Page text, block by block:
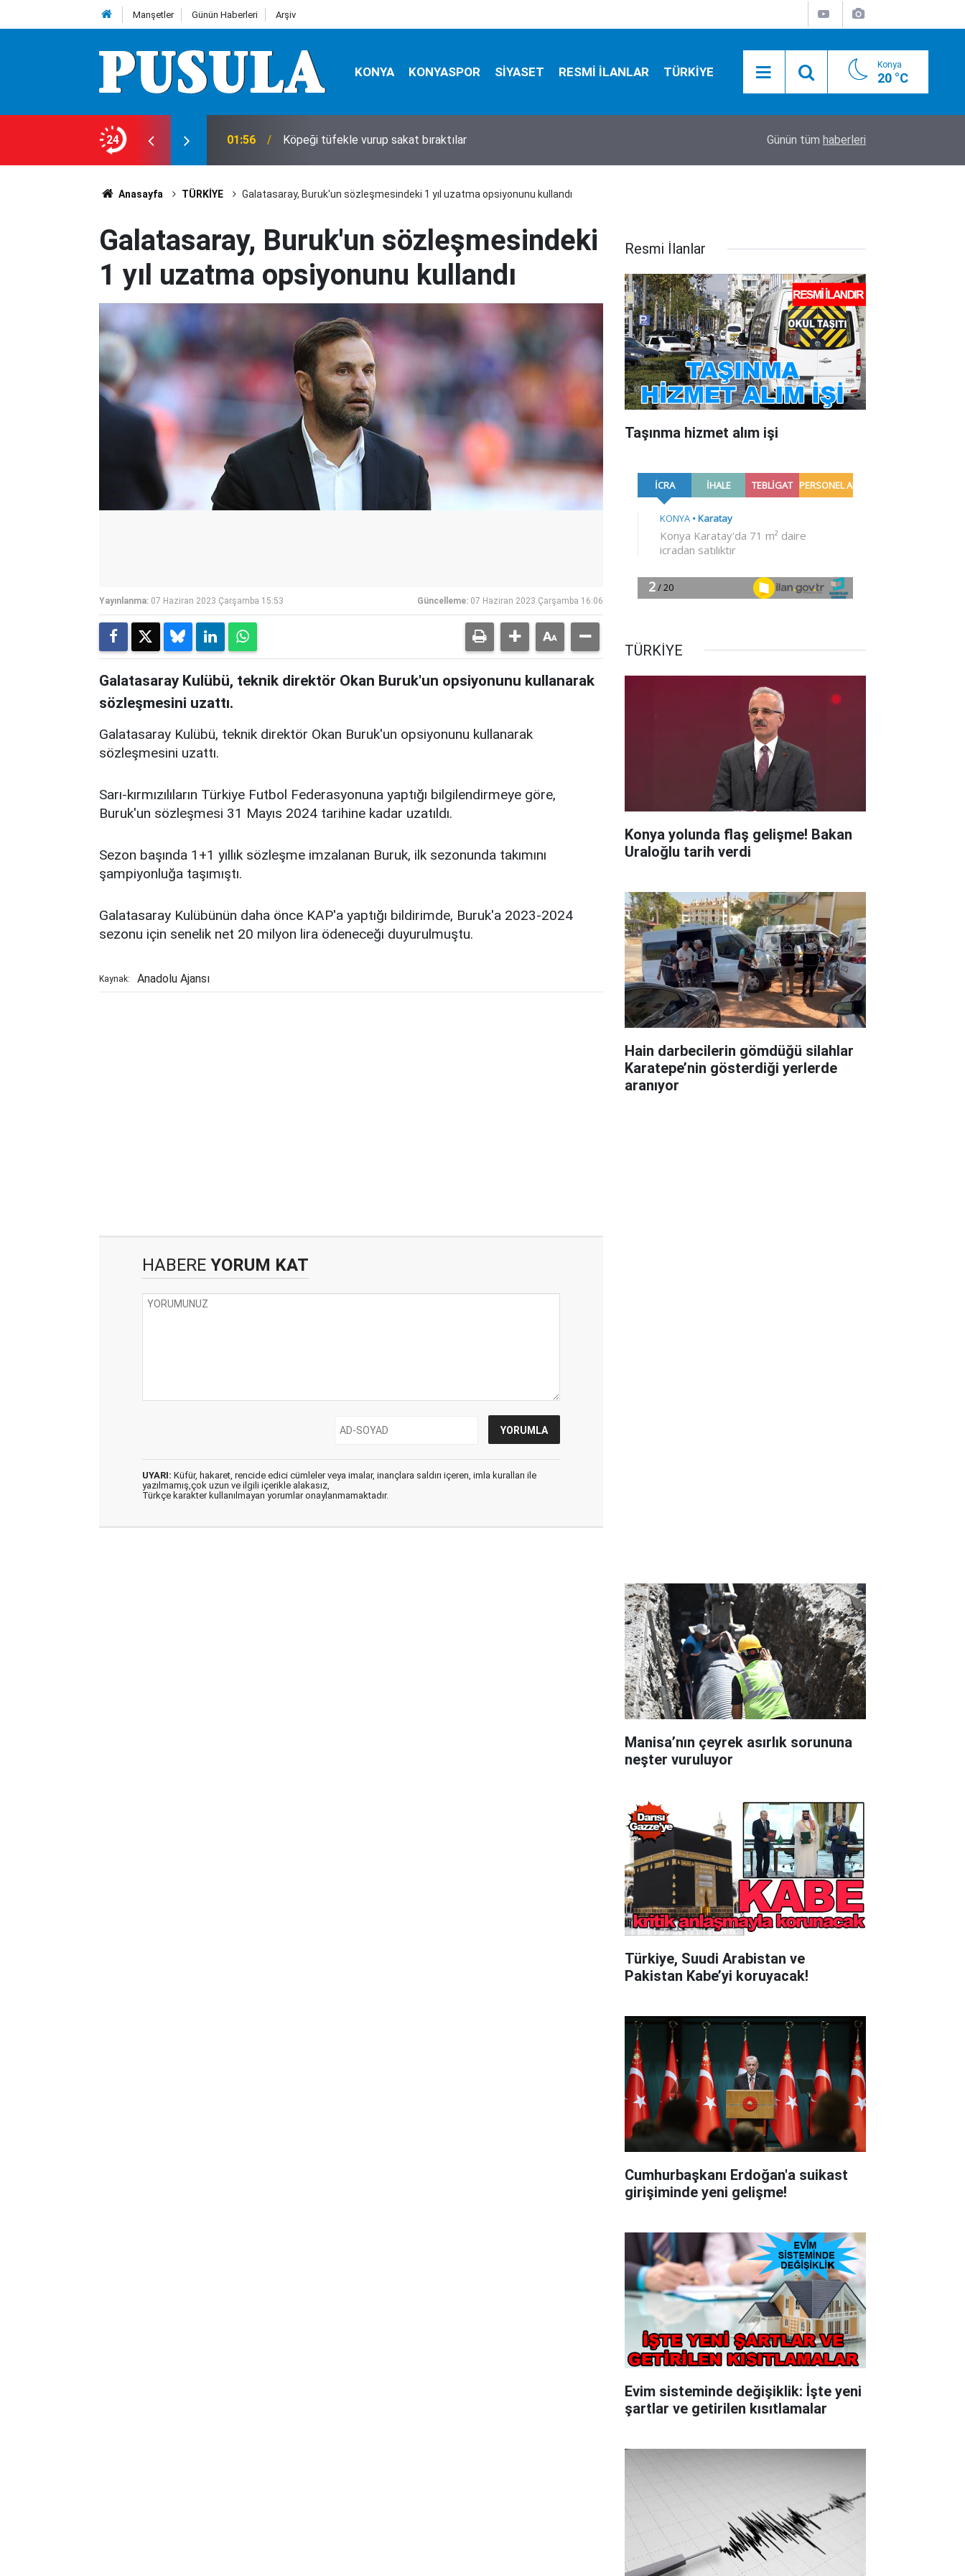
Manşetler Günün Haberleri Arşiv
KONYA KONYASPOR SİYASET RESMİ İLANLAR TÜRKİYE Konya
20 °C
24 01:56 Köpeği tüfekle vurup sakat bıraktılar Konya yolunda flaş gelişme! Bakan Uraloğlu
Günün tüm haberleri
Anasayfa TÜRKİYE Galatasaray, Buruk'un sözleşmesindeki 1 yıl uzatma opsiyonunu kullandı
Galatasaray, Buruk'un sözleşmesindeki
1 yıl uzatma opsiyonunu kullandı
Yayınlanma: 07 Haziran 2023 Çarşamba 15:53 Güncelleme: 07 Haziran 2023 Çarşamba 16:06
Galatasaray Kulübü, teknik direktör Okan Buruk'un opsiyonunu kullanarak
sözleşmesini uzattı.
Galatasaray Kulübü, teknik direktör Okan Buruk'un opsiyonunu kullanarak
sözleşmesini uzattı.
Sarı-kırmızılıların Türkiye Futbol Federasyonuna yaptığı bilgilendirmeye göre,
Buruk'un sözleşmesi 31 Mayıs 2024 tarihine kadar uzatıldı.
Sezon başında 1+1 yıllık sözleşme imzalanan Buruk, ilk sezonunda takımını
şampiyonluğa taşımıştı.
Galatasaray Kulübünün daha önce KAP'a yaptığı bildirimde, Buruk'a 2023-2024
sezonu için senelik net 20 milyon lira ödeneceği duyurulmuştu.
Kaynak: Anadolu Ajansı
HABERE YORUM KAT
UYARI: Küfür, hakaret, rencide edici cümleler veya imalar, inançlara saldırı içeren, imla kuralları ile
yazılmamış,çok uzun ve ilgili içerikle alakasız,
Türkçe karakter kullanılmayan yorumlar onaylanmamaktadır.
Resmi İlanlar
Taşınma hizmet alım işi
TÜRKİYE
Konya yolunda flaş gelişme! Bakan
Uraloğlu tarih verdi
Hain darbecilerin gömdüğü silahlar
Karatepe’nin gösterdiği yerlerde
aranıyor
Manisa’nın çeyrek asırlık sorununa
neşter vuruluyor
Türkiye, Suudi Arabistan ve
Pakistan Kabe’yi koruyacak!
Cumhurbaşkanı Erdoğan'a suikast
girişiminde yeni gelişme!
Evim sisteminde değişiklik: İşte yeni
şartlar ve getirilen kısıtlamalar